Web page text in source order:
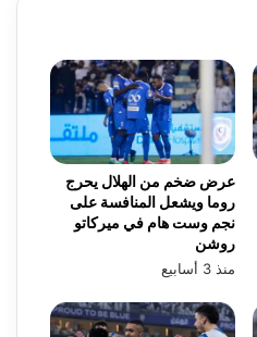
عرض ضخم من الهلال يحرج
روما ويشعل المنافسة على
نجم وست هام في ميركاتو
روشن
منذ 3 أسابيع